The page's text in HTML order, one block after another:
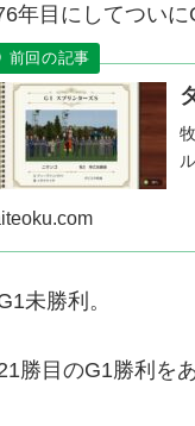
年目にしてついに
未勝利。
勝目のG1勝利を